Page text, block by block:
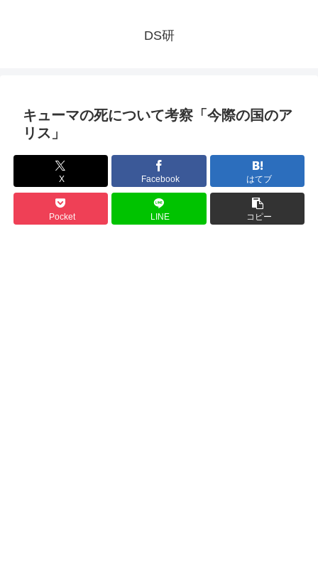
DS研
キューマの死について考察「今際の国のア
リス」
X Facebook はてブ
Pocket LINE コピー